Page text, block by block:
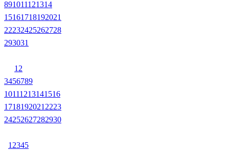
891011121314
15161718192021
22232425262728
293031
1 2
3456789
10111213141516
1718192021 2223
24252627282930
1 2345